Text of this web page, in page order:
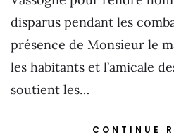
disparus pendant les
présence de Monsieur le
les habitants et l’amicale
soutient les…
CONTINUE